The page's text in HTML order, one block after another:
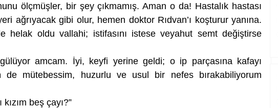
ölçmüşler, bir şey çıkmamış. Aman o da! Hastalık hastası
ağrıyacak gibi olur, hemen doktor Rıdvan’ı koşturur yanına.
helak oldu vallahi; istifasını istese veyahut semt değiştirse
amcam. İyi, keyfi yerine geldi; o ip parçasına kafayı
de mütebessim, huzurlu ve usul bir nefes bırakabiliyorum
beş çayı?”